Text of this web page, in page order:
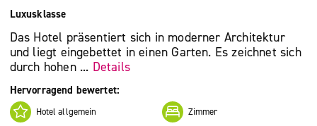
Luxusklasse
Das Hotel präsentiert sich in moderner Architektur
und liegt eingebettet in einen Garten. Es zeichnet sich
durch hohen ... Details
Hervorragend bewertet:
Hotel allgemein Zimmer